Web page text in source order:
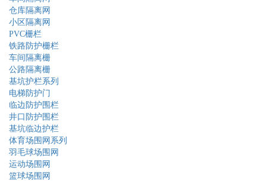
仓库隔离网
小区隔离网
PVC栅栏
铁路防护栅栏
车间隔离栅
公路隔离栅
基坑护栏系列
电梯防护门
临边防护围栏
井口防护围栏
基坑临边护栏
体育场围网系列
羽毛球场围网
运动场围网
篮球场围网